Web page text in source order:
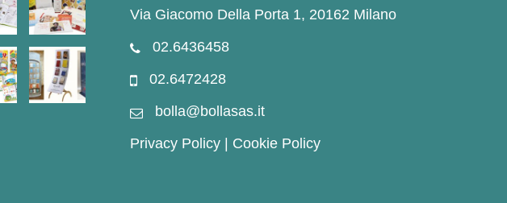
Via Giacomo Della Porta 1, 20162 Milano
02.6436458
02.6472428
bolla@bollasas.it
Privacy Policy| Cookie Policy